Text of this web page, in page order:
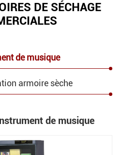
DE SÉCHAGE
de musique
armoire sèche
de musique